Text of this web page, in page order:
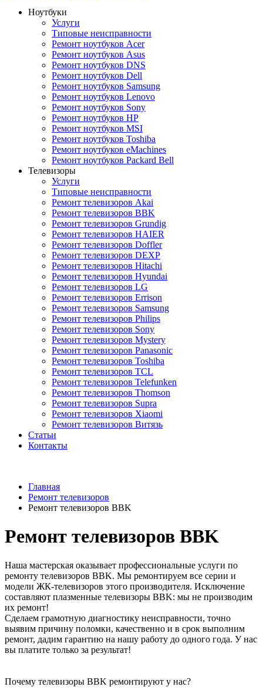
Ноутбуки
Услуги
Типовые неисправности
Ремонт ноутбуков Acer
Ремонт ноутбуков Asus
Ремонт ноутбуков DNS
Ремонт ноутбуков Dell
Ремонт ноутбуков Samsung
Ремонт ноутбуков Lenovo
Ремонт ноутбуков Sony
Ремонт ноутбуков HP
Ремонт ноутбуков MSI
Ремонт ноутбуков Toshiba
Ремонт ноутбуков eMachines
Ремонт ноутбуков Packard Bell
Телевизоры
Услуги
Типовые неисправности
Ремонт телевизоров Akai
Ремонт телевизоров BBK
Ремонт телевизоров Grundig
Ремонт телевизоров HAIER
Ремонт телевизоров Doffler
Ремонт телевизоров DEXP
Ремонт телевизоров Hitachi
Ремонт телевизоров Hyundai
Ремонт телевизоров LG
Ремонт телевизоров Errison
Ремонт телевизоров Samsung
Ремонт телевизоров Philips
Ремонт телевизоров Sony
Ремонт телевизоров Mystery
Ремонт телевизоров Panasonic
Ремонт телевизоров Toshiba
Ремонт телевизоров TCL
Ремонт телевизоров Telefunken
Ремонт телевизоров Thomson
Ремонт телевизоров Supra
Ремонт телевизоров Xiaomi
Ремонт телевизоров Витязь
Статьи
Контакты
Главная
Ремонт телевизоров
Ремонт телевизоров BBK
Ремонт телевизоров BBK
Наша мастерская оказывает профессиональные услуги по
ремонту телевизоров BBK. Мы ремонтируем все серии и
модели ЖК-телевизоров этого производителя. Исключение
составляют плазменные телевизоры BBK: мы не производим
их ремонт!
Сделаем грамотную диагностику неисправности, точно
выявим причину поломки, качественно и в срок выполним
ремонт, дадим гарантию на нашу работу до одного года. У нас
вы платите только за результат!
Почему телевизоры BBK ремонтируют у нас?